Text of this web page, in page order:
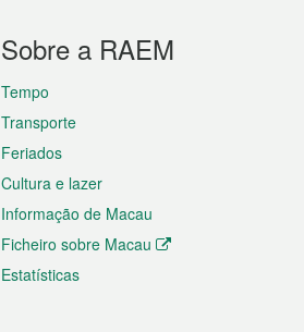
Sobre a RAEM
Tempo
Transporte
Feriados
Cultura e lazer
Informação de Macau
Ficheiro sobre Macau
Estatísticas